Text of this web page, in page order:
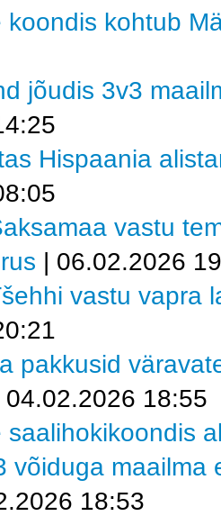
koondis kohtub
jõudis 3v3
Hispaania
vastu
| 06.02.2026
vastu vapra
pakkusid
04.02.2026 18:55
saalihokikoondis
võiduga
18:53